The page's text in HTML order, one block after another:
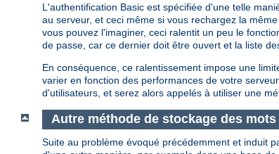
L'authentification Basic est spécifiée d'une telle
au serveur, et ceci même si vous rechargez la
vous pouvez l'imaginer, ceci ralentit un peu le
de passe, car ce dernier doit être ouvert et la liste
En conséquence, ce ralentissement impose une
varier en fonction des performances de votre
d'utilisateurs, et serez alors appelés à utiliser une
Autre méthode de stockage des mots
Suite au problème évoqué précédemment et induit